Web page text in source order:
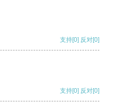
支持[0] 反对[0]
支持[0] 反对[0]